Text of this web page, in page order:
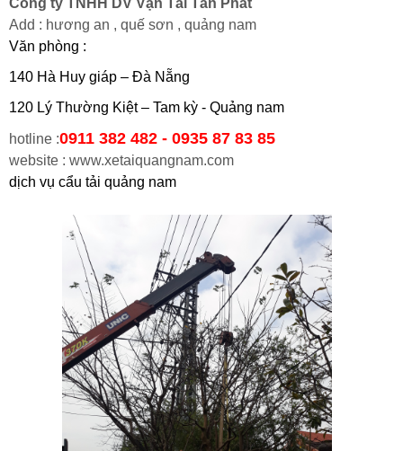
Công ty TNHH DV Vận Tải Tấn Phát
Add : hương an , quế sơn , quảng nam
Văn phòng :
140 Hà Huy giáp – Đà Nẵng
120 Lý Thường Kiệt – Tam kỳ - Quảng nam
hotline :0911 382 482 - 0935 87 83 85
website : www.xetaiquangnam.com
dịch vụ cẩu tải quảng nam